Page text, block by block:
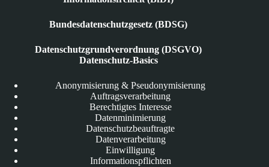
Bundesdatenschutzgesetz (BDSG)
Datenschutzgrundverordnung (DSGVO)
Datenschutz-Basics
Anonymisierung & Pseudonymisierung
Auftragsverarbeitung
Berechtigtes Interesse
Datenminimierung
Datenschutzbeauftragte
Datenverarbeitung
Einwilligung
Informationspflichten